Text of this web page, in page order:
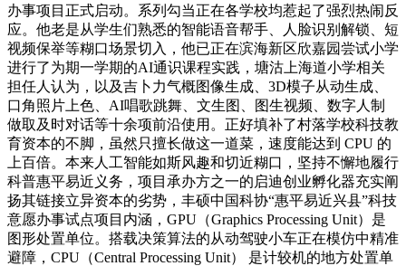
办事项目正式启动。系列勾当正在各学校均惹起了强烈热闹反
应。他老是从学生们熟悉的智能语音帮手、人脸识别解锁、短
视频保举等糊口场景切入，他已正在滨海新区欣嘉园尝试小学
进行了为期一学期的AI通识课程实践，塘沽上海道小学相关
担任人认为，以及吉卜力气概图像生成、3D模子从动生成、
口角照片上色、AI唱歌跳舞、文生图、图生视频、数字人制
做取及时对话等十余项前沿使用。正好填补了村落学校科技教
育资本的不脚，虽然只擅长做这一道菜，速度能达到 CPU 的
上百倍。本来人工智能如斯风趣和切近糊口，坚持不懈地履行
科普惠平易近义务，项目承办方之一的启迪创业孵化器充实阐
扬其链接立异资本的劣势，丰硕中国科协“惠平易近兴县”科技
意愿办事试点项目内涵，GPU（Graphics Processing Unit）是
图形处置单位。搭载决策算法的从动驾驶小车正在模仿中精准
避障，CPU（Central Processing Unit） 是计较机的地方处置单